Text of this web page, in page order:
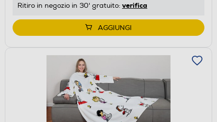
Ritiro in negozio in 30' gratuito: verifica
AGGIUNGI